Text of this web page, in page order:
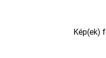
Kép(ek)